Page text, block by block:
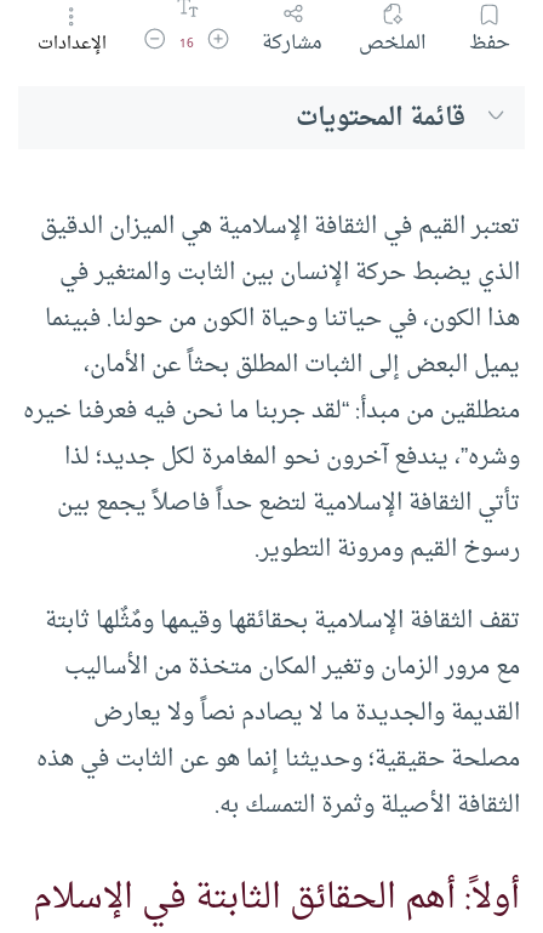
حفظ الملخص مشاركة زيادة حجم الخط
16 تقليل حجم الخط
الإعدادات
قائمة المحتويات
تعتبر القيم في الثقافة الإسلامية هي الميزان الدقيق
الذي يضبط حركة الإنسان بين الثابت والمتغير في
هذا الكون، في حياتنا وحياة الكون من حولنا. فبينما
يميل البعض إلى الثبات المطلق بحثاً عن الأمان،
منطلقين من مبدأ: “لقد جربنا ما نحن فيه فعرفنا خيره
وشره”، يندفع آخرون نحو المغامرة لكل جديد؛ لذا
تأتي الثقافة الإسلامية لتضع حداً فاصلاً يجمع بين
رسوخ القيم ومرونة التطوير.
تقف الثقافة الإسلامية بحقائقها وقيمها ومٌثٌلها ثابتة
مع مرور الزمان وتغير المكان متخذة من الأساليب
القديمة والجديدة ما لا يصادم نصاً ولا يعارض
مصلحة حقيقية؛ وحديثنا إنما هو عن الثابت في هذه
الثقافة الأصيلة وثمرة التمسك به.
أولاً: أهم الحقائق الثابتة في الإسلام